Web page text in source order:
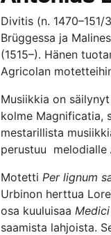
Divitis (n.
Brüggessa ja
(1515–). Hänen
Agricolan
Musiikkia on
kolme Magnificatia,
mestarillista
perustuu melodialle
Motetti Per lignum
Urbinon herttua
osa kuuluisaa
saamista lahjoista.